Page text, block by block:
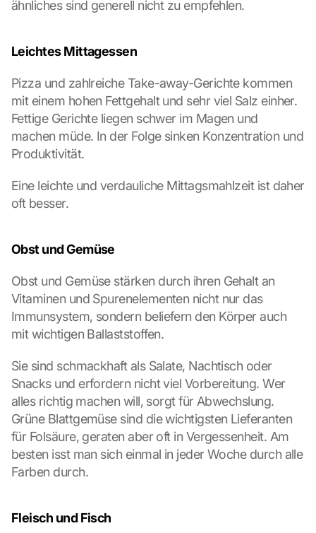
ähnliches sind generell nicht zu empfehlen.
Leichtes Mittagessen
Pizza und zahlreiche Take-away-Gerichte kommen
mit einem hohen Fettgehalt und sehr viel Salz einher.
Fettige Gerichte liegen schwer im Magen und
machen müde. In der Folge sinken Konzentration und
Produktivität.
Eine leichte und verdauliche Mittagsmahlzeit ist daher
oft besser.
Obst und Gemüse
Obst und Gemüse stärken durch ihren Gehalt an
Vitaminen und Spurenelementen nicht nur das
Immunsystem, sondern beliefern den Körper auch
mit wichtigen Ballaststoffen.
Sie sind schmackhaft als Salate, Nachtisch oder
Snacks und erfordern nicht viel Vorbereitung. Wer
alles richtig machen will, sorgt für Abwechslung.
Grüne Blattgemüse sind die wichtigsten Lieferanten
für Folsäure, geraten aber oft in Vergessenheit. Am
besten isst man sich einmal in jeder Woche durch alle
Farben durch.
Fleisch und Fisch
s
r
o
t
e
c
o
n
r
e
n
,
y
o
a
g
r
e
o
t
l